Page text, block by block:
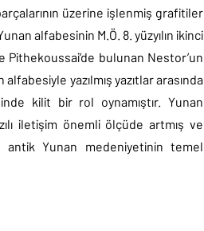
üzerine işlenmiş grafitiler
alfabesinin M.Ö. 8. yüzyılın ikinci
Pithekoussai’de bulunan Nestor’un
yazılmış yazıtlar arasında
kilit bir rol oynamıştır. Yunan
iletişim önemli ölçüde artmış ve
antik Yunan medeniyetinin temel